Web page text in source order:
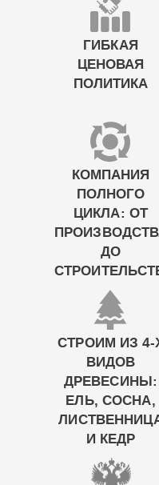
ГИБКАЯ
ЦЕНОВАЯ
ПОЛИТИКА
КОМПАНИЯ
ПОЛНОГО
ЦИКЛА: ОТ
ДО
СТРОИМ ИЗ 4-
ВИДОВ
ДРЕВЕСИНЫ:
ЕЛЬ, СОСНА,
И КЕДР